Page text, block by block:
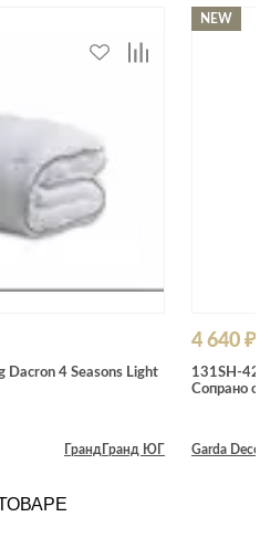
Dacron 4 Seasons Light
Гранд Гранд ЮГ
NEW
4 640 ₽
131SH-
Сопрано
Garda